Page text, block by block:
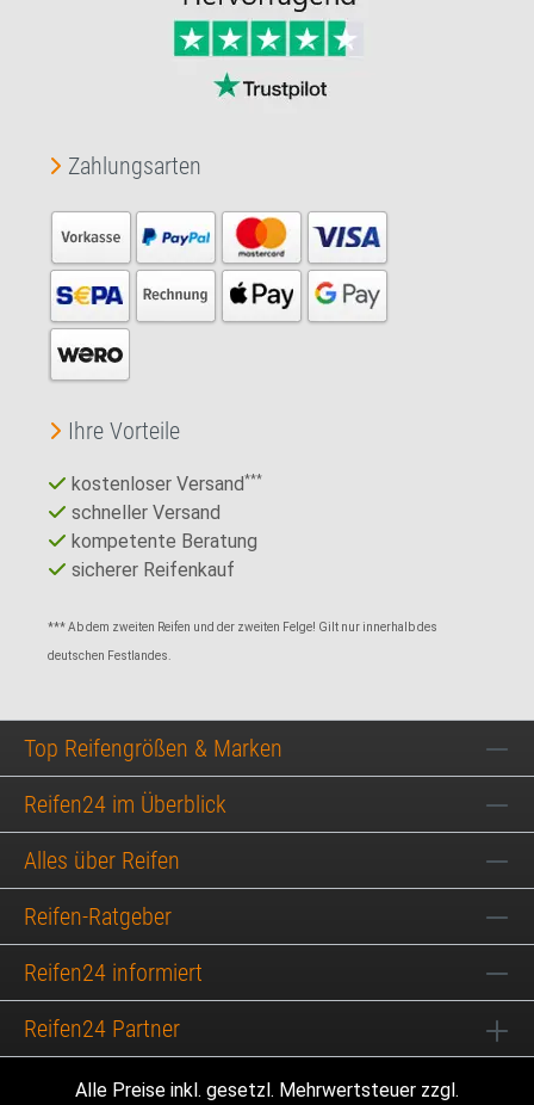
Zahlungsarten
Ihre Vorteile
kostenloser Versand***
schneller Versand
kompetente Beratung
sicherer Reifenkauf
*** Ab dem zweiten Reifen und der zweiten Felge! Gilt nur innerhalb des
deutschen Festlandes.
Top Reifengrößen & Marken
Reifen24 im Überblick
Alles über Reifen
Reifen-Ratgeber
Reifen24 informiert
Reifen24 Partner
Alle Preise inkl. gesetzl. Mehrwertsteuer zzgl.